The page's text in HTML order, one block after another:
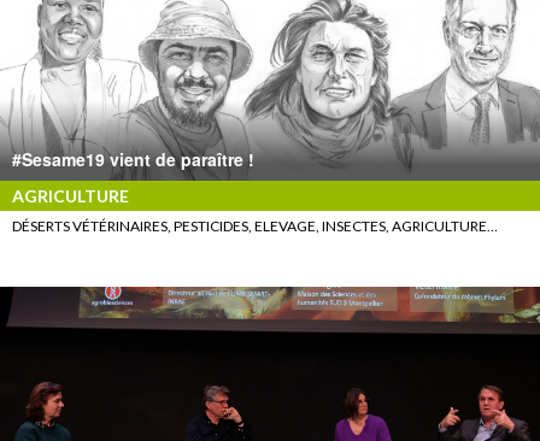
#Sesame19 vient de paraître !
AGRICULTURE
DÉSERTS VÉTÉRINAIRES, PESTICIDES, ELEVAGE, INSECTES, AGRICULTURE…